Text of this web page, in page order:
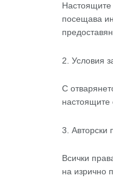
посещава
2. Условия
С
настоящите
3. Авторски
Всички
на изрично